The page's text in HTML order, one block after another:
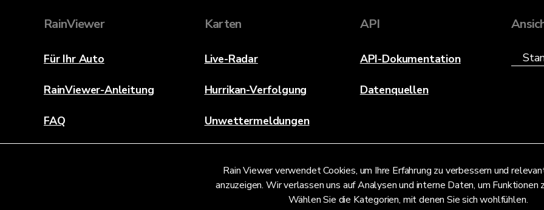
Rain Viewer verwendet Cookies, um Ihre Erfahrung zu verbessern und
anzuzeigen. Wir verlassen uns auf Analysen und interne Daten, um Funktionen
Wählen Sie die Kategorien, mit denen Sie sich wohlfühlen.
RainViewer
Für Ihr Auto
RainViewer-Anleitung
FAQ
Karten
Live-Radar
Hurrikan-Verfolgung
Unwettermeldungen
API
API-Dokumentation
Datenquellen